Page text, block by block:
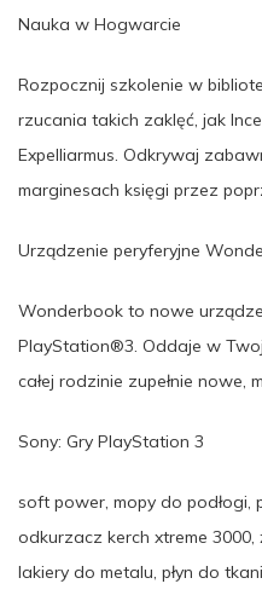
Nauka w Hogwarcie
Rozpocznij szkolenie w
rzucania takich zaklęć, jak
Expelliarmus. Odkrywaj
marginesach księgi przez
Urządzenie peryferyjne
Wonderbook to nowe
PlayStation®3. Oddaje w
całej rodzinie zupełnie nowe,
Sony: Gry PlayStation 3
soft power, mopy do podłogi,
odkurzacz kerch xtreme
lakiery do metalu, płyn do